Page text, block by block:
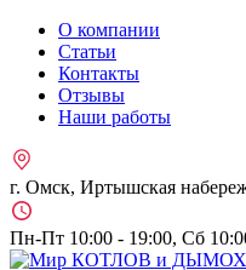
О компании
Статьи
Контакты
Отзывы
Наши работы
г. Омск, Иртышская
Пн-Пт 10:00 - 19:00, Сб